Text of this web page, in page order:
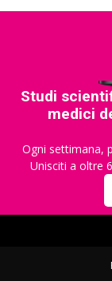
Studi
medici
Ogni settimana,
Unisciti a oltre